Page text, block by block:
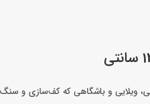
ویلایی و باشگاهی که کف‌سازی و